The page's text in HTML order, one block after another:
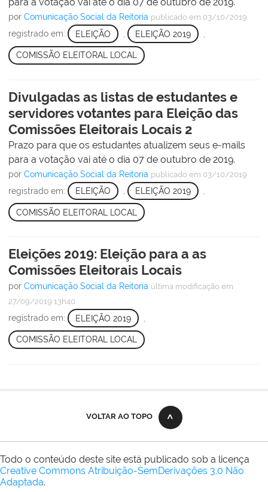
para a votação vai até o dia 07 de outubro de 2019.
por Comunicação Social da Reitoria publicado em 03/10/2019
registrado em: ELEIÇÃO ELEIÇÃO 2019
COMISSÃO ELEITORAL LOCAL
Divulgadas as listas de estudantes e
servidores votantes para Eleição das
Comissões Eleitorais Locais 2
Prazo para que os estudantes atualizem seus e-mails
para a votação vai até o dia 07 de outubro de 2019.
por Comunicação Social da Reitoria publicado em 03/10/2019
registrado em: ELEIÇÃO ELEIÇÃO 2019
COMISSÃO ELEITORAL LOCAL
Eleições 2019: Eleição para a as
Comissões Eleitorais Locais
por Comunicação Social da Reitoria última modificação em
27/09/2019 13h40
registrado em: ELEIÇÃO 2019
COMISSÃO ELEITORAL LOCAL
VOLTAR AO TOPO
Todo o conteúdo deste site está publicado sob a licença
Creative Commons Atribuição-SemDerivações 3.0 Não
Adaptada.